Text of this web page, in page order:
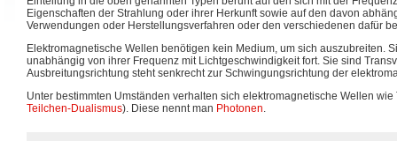
Eigenschaften der Strahlung oder ihrer Herkunft sowie auf den davon
Verwendungen oder Herstellungsverfahren oder den verschiedenen dafür
Elektromagnetische Wellen benötigen kein Medium, um sich auszubreiten.
unabhängig von ihrer Frequenz mit Lichtgeschwindigkeit fort. Sie sind
Ausbreitungsrichtung steht senkrecht zur Schwingungsrichtung der
Unter bestimmten Umständen verhalten sich elektromagnetische Wellen
Teilchen-Dualismus). Diese nennt man Photonen.